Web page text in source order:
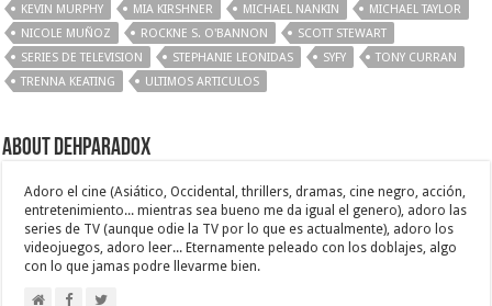
KEVIN MURPHY
MIA KIRSHNER MICHAEL NANKIN
MICHAEL TAYLOR
NICOLE MUÑOZ
ROCKNE S. O'BANNON
SCOTT STEWART
SERIES DE TELEVISION
STEPHANIE LEONIDAS SYFY
TONY CURRAN
TRENNA KEATING
ULTIMOS ARTICULOS
About Dehparadox
Adoro el cine (Asiático, Occidental, thrillers, dramas, cine negro, acción,
entretenimiento... mientras sea bueno me da igual el genero), adoro las
series de TV (aunque odie la TV por lo que es actualmente), adoro los
videojuegos, adoro leer... Eternamente peleado con los doblajes, algo
con lo que jamas podre llevarme bien.